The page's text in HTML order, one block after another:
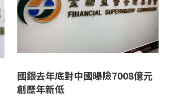
國銀去年底對中國曝險7008億元
創歷年新低